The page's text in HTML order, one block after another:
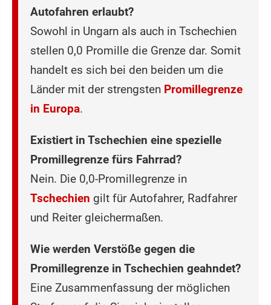
Autofahren erlaubt?
Sowohl in Ungarn als auch in Tschechien
stellen 0,0 Promille die Grenze dar. Somit
handelt es sich bei den beiden um die
Länder mit der strengsten Promillegrenze
in Europa.
Existiert in Tschechien eine spezielle
Promillegrenze fürs Fahrrad?
Nein. Die 0,0-Promillegrenze in
Tschechien gilt für Autofahrer, Radfahrer
und Reiter gleichermaßen.
Wie werden Verstöße gegen die
Promillegrenze in Tschechien geahndet?
Eine Zusammenfassung der möglichen